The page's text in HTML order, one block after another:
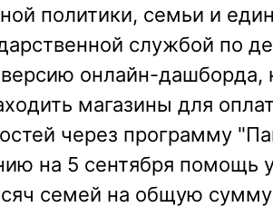
политики, семьи и
службой по
онлайн-дашборда,
магазины для
через программу
на 5 сентября помощь
семей на общую